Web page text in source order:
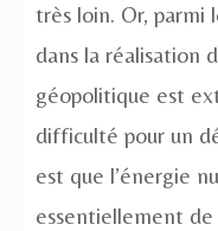
très loin. Or, parmi
dans la réalisation
géopolitique est
difficulté pour un
est que l’énergie
essentiellement